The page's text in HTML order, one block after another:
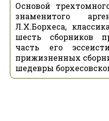
Основой
знаменитого
Л.Х.Борхеса,
шесть сборников
часть его
прижизненных
шедевры